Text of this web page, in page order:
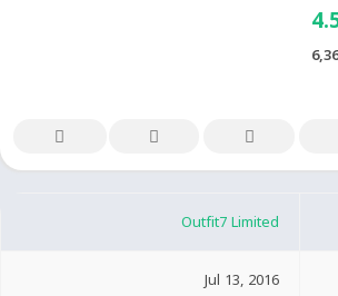
Outfit7 Limited
Jul 13, 2016